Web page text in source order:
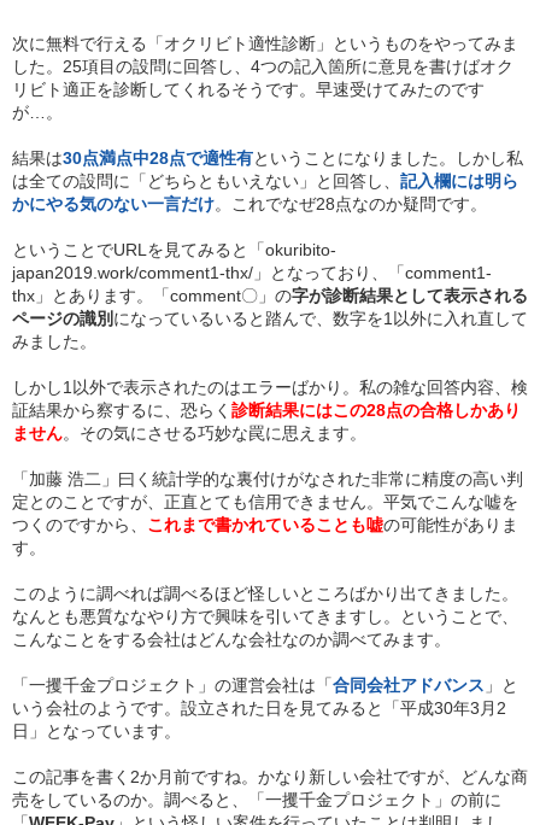
次に無料で行える「オクリビト適性診断」というものをやってみま
した。25項目の設問に回答し、4つの記入箇所に意見を書けばオク
リビト適正を診断してくれるそうです。早速受けてみたのです
が…。
結果は30点満点中28点で適性有ということになりました。しかし私
は全ての設問に「どちらともいえない」と回答し、 記入欄には明ら
かにやる気のない一言だけ。これでなぜ28点なのか疑問です。
ということでURLを見てみると「okuribito-
japan2019.work/comment1-thx/」となっており、「comment1-
thx」とあります。「comment〇」の字が診断結果として表示される
ページの識別になっているいると踏んで、数字を1以外に入れ直して
みました。
しかし1以外で表示されたのはエラーばかり。私の雑な回答内容、検
証結果から察するに、恐らく 診断結果にはこの28点の合格しかあり
ません。その気にさせる巧妙な罠に思えます。
「加藤 浩二」曰く統計学的な裏付けがなされた非常に精度の高い判
定とのことですが、正直とても信用できません。平気でこんな嘘を
つくのですから、 これまで書かれていることも嘘の可能性がありま
す。
このように調べれば調べるほど怪しいところばかり出てきました。
なんとも悪質ななやり方で興味を引いてきますし。ということで、
こんなことをする会社はどんな会社なのか調べてみます。
「一攫千金プロジェクト」の運営会社は「合同会社アドバンス 」と
いう会社のようです。設立された日を見てみると「平成30年3月2
日」となっています。
この記事を書く2か月前ですね。かなり新しい会社ですが、どんな商
売をしているのか。調べると、「一攫千金プロジェクト」の前に